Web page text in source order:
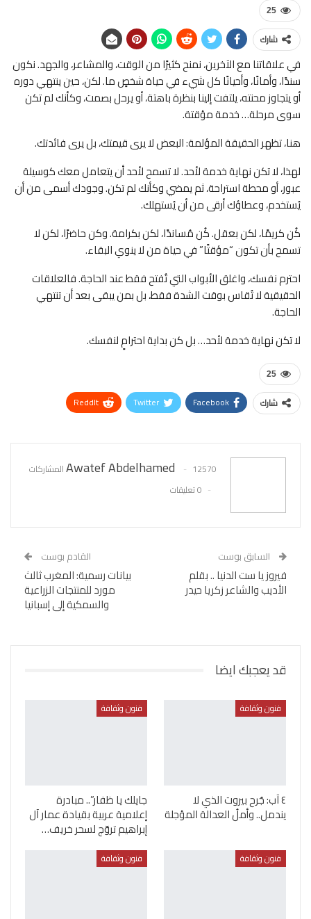
25
شارك
في علاقاتنا مع الآخرين، نمنح كثيرًا من الوقت، والمشاعر، والجهد. نكون
سندًا، وأمانًا، وأحيانًا كل شيء في حياة شخصٍ ما. لكن، حين ينتهي دوره
أو يتجاوز محنته، يلتفت إلينا بنظرة باهتة، أو يرحل بصمت، وكأنك لم تكن
سوى مرحلة… خدمة مؤقتة.
هنا، تظهر الحقيقة المؤلمة: البعض لا يرى قيمتك، بل يرى فائدتك.
لهذا، لا تكن نهاية خدمة لأحد. لا تسمح لأحد أن يتعامل معك كوسيلة
عبور، أو محطة استراحة، ثم يمضي وكأنك لم تكن. وجودك أسمى من أن
يُستخدم، وعطاؤك أرقى من أن يُستهلك.
كُن كريمًا، لكن بعقل. كُن مُساندًا، لكن بكرامة. وكن حاضرًا، لكن لا
تسمح بأن تكون “مؤقتًا” في حياة من لا ينوي البقاء.
احترم نفسك، واغلق الأبواب التي تُفتح فقط عند الحاجة. فالعلاقات
الحقيقية لا تُقاس بوقت الشدة فقط، بل بمن يبقى بعد أن تنتهي
الحاجة.
لا تكن نهاية خدمة لأحد… بل كن بداية احترامٍ لنفسك.
25
شارك Facebook
Twitter
ReddIt
Awatef Abdelhamed
12570 المشاركات
0 تعليقات
السابق بوست
فيروز يا ست الدنيا .. بقلم
الأديب والشاعر زكريا حيدر
القادم بوست
بيانات رسمية: المغرب ثالث
مورد للمنتجات الزراعية
والسمكية إلى إسبانيا
قد يعجبك ايضا
فنون وثقافة
٤ آب: جُرح بيروت الذي لا
يندمل.. وأملُ العدالة المؤجلة
فنون وثقافة
جايلك يا ظفار”.. مبادرة
إعلامية عربية بقيادة عمار آل
إبراهيم تروّج لسحر خريف…
فنون وثقافة فنون وثقافة